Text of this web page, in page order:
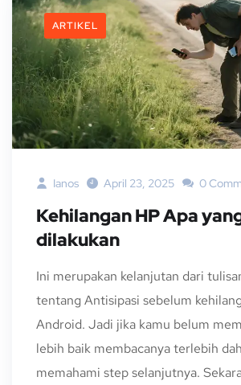
ARTIKEL
Ianos April 23, 2025 0
Kehilangan HP Apa
dilakukan
Ini merupakan kelanjutan dari
tentang Antisipasi sebelum
Android. Jadi jika kamu belum
lebih baik membacanya terlebih
memahami step selanjutnya.